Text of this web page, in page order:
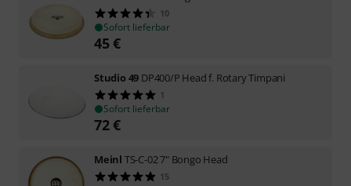
10
Sofort lieferbar
45€
Studio 49 DP400/P Head f. Rotary Timpani
1
Sofort lieferbar
72€
Meinl TS-C-02 7" Bongo Head
15